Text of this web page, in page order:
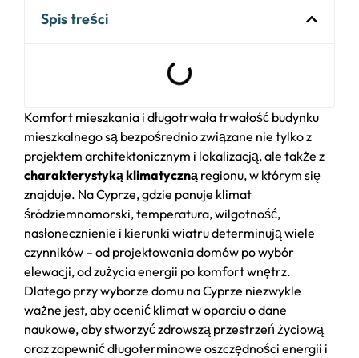
Spis treści
Komfort mieszkania i długotrwała trwałość budynku
mieszkalnego są bezpośrednio związane nie tylko z
projektem architektonicznym i lokalizacją, ale także z
charakterystyką klimatyczną regionu, w którym się
znajduje. Na Cyprze, gdzie panuje klimat
śródziemnomorski, temperatura, wilgotność,
nasłonecznienie i kierunki wiatru determinują wiele
czynników – od projektowania domów po wybór
elewacji, od zużycia energii po komfort wnętrz.
Dlatego przy wyborze domu na Cyprze niezwykle
ważne jest, aby ocenić klimat w oparciu o dane
naukowe, aby stworzyć zdrowszą przestrzeń życiową
oraz zapewnić długoterminowe oszczędności energii i